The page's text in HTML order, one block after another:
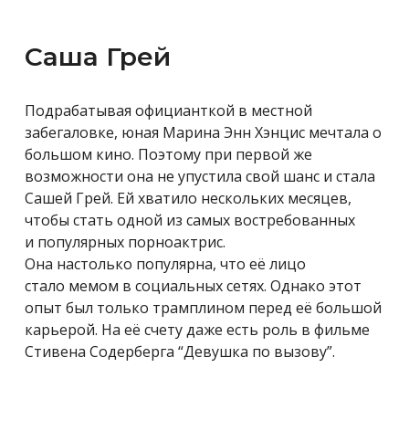
Саша Грей
Подрабатывая официанткой в местной
забегаловке, юная Марина Энн Хэнцис мечтала о
большом кино. Поэтому при первой же
возможности она не упустила свой шанс и стала
Сашей Грей. Ей хватило нескольких месяцев,
чтобы стать одной из самых востребованных
и популярных порноактрис.
Она настолько популярна, что её лицо
стало мемом в социальных сетях. Однако этот
опыт был только трамплином перед её большой
карьерой. На её счету даже есть роль в фильме
Стивена Содерберга “Девушка по вызову”.